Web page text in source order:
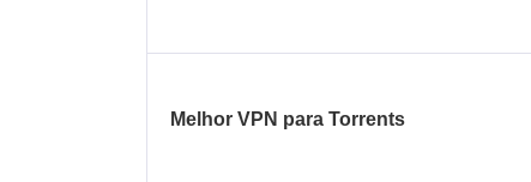
Melhor VPN para Torrents